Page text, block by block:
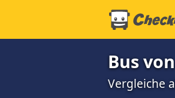
Bus
Vergleiche